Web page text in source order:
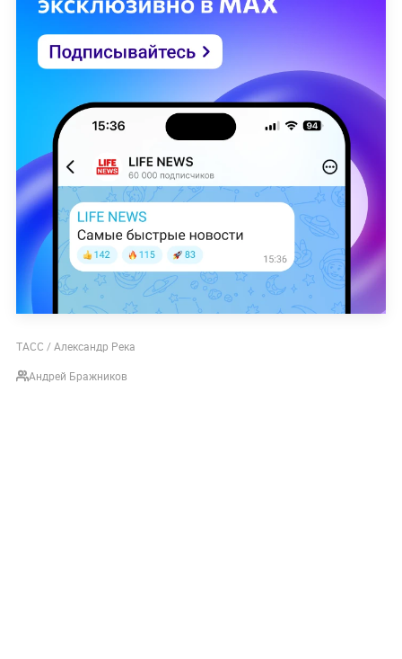
ТАСС / Александр Река
Андрей Бражников